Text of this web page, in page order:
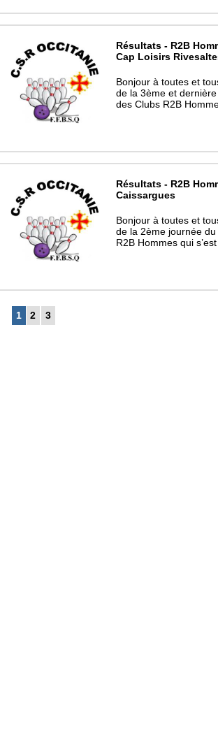
Résultats - R2B
Cap Loisirs
Bonjour à toutes et
de la 3ème et
des Clubs R2B
Résultats - R2B
Caissargues
Bonjour à toutes et
de la 2ème journée
R2B Hommes qui
1 2 3